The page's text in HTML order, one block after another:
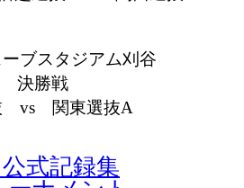
ブスタジアム刈谷
決勝戦
vs 関東選抜A
式記録集